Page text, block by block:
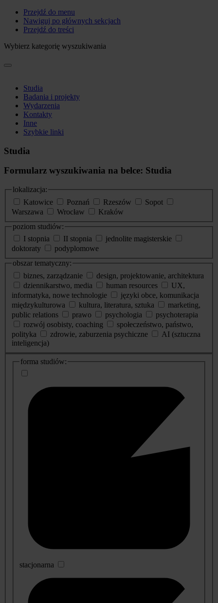
Przejdź do menu
Nawiguj po głównych sekcjach
Przejdź do treści
Wybierz kategorię wyszukiwania
Studia
Badania i projekty
Wydarzenia
Kontakty
Inne
Szybkie linki
Studia
Formularz wyszukiwania na belce: Studia
lokalizacja:
Katowice
Poznań Rzeszów
Sopot
Warszawa
Wrocław
Kraków
poziom studiów:
I stopnia
II stopnia
jednolite magisterskie
doktoraty
podyplomowe
obszar tematyczny:
biznes, zarządzanie
design, projektowanie, architektura
dziennikarstwo, media
human resources
UX,
informatyka, nowe technologie
języki obce, komunikacja
międzykulturowa
kultura, literatura, sztuka
marketing,
public relations
prawo psychologia
psychoterapia
rozwój osobisty, coaching
społeczeństwo, państwo,
polityka
zdrowie, zaburzenia psychiczne
AI (sztuczna
inteligencja)
dodatkowe
informacje
forma studiów:
stacjonarna